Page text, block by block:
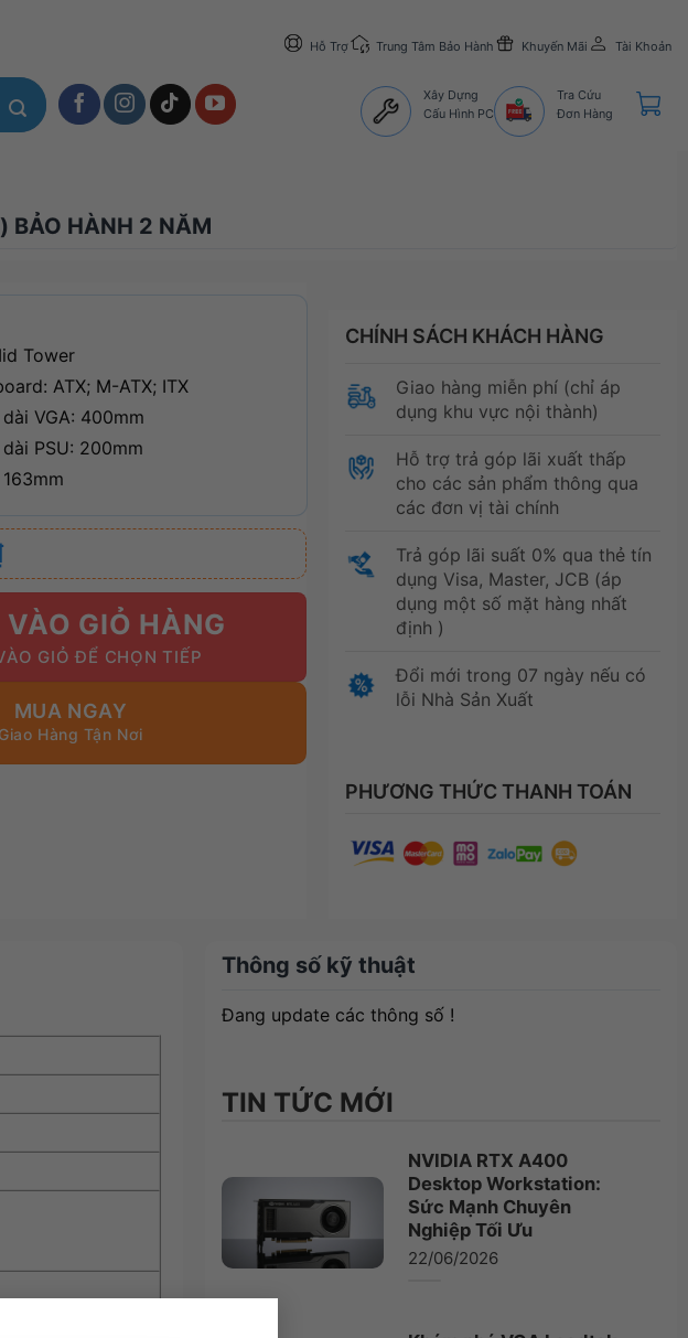
Hỗ Trợ Trung Tâm Bảo Hành Khuyến Mãi Tài Khoản
Xây Dựng
Cấu Hình PC
Tra Cứu
Đơn Hàng
BẢO HÀNH 2 NĂM
Tower
ATX; M-ATX; ITX
VGA: 400mm
PSU: 200mm
VÀO GIỎ HÀNG
MUA NGAY
CHÍNH SÁCH KHÁCH HÀNG
Giao hàng miễn phí (chỉ áp
dụng khu vực nội thành)
Hỗ trợ trả góp lãi xuất thấp
cho các sản phẩm thông qua
các đơn vị tài chính
Trả góp lãi suất 0% qua thẻ tín
dụng Visa, Master, JCB (áp
dụng một số mặt hàng nhất
định )
Đổi mới trong 07 ngày nếu có
lỗi Nhà Sản Xuất
PHƯƠNG THỨC THANH TOÁN
Thông số kỹ thuật
Đang update các thông số !
TIN TỨC MỚI
NVIDIA RTX A400
Desktop Workstation:
Sức Mạnh Chuyên
Nghiệp Tối Ưu
22/06/2026